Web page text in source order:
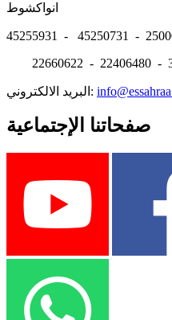
22660622 - 22406480 -
البريد الالكتروني:
صفحاتنا الإجتماعية